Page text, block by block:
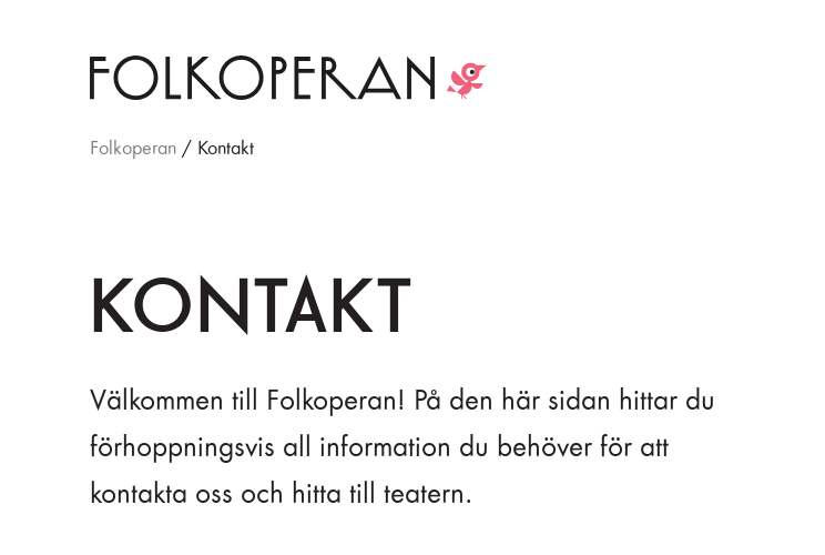
Folkoperan / Kontakt
KONTAKT
Välkommen till Folkoperan! På den här sidan hittar du
förhoppningsvis all information du behöver för att
kontakta oss och hitta till teatern.